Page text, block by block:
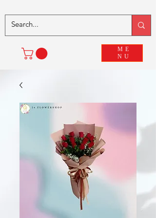
ME
NU